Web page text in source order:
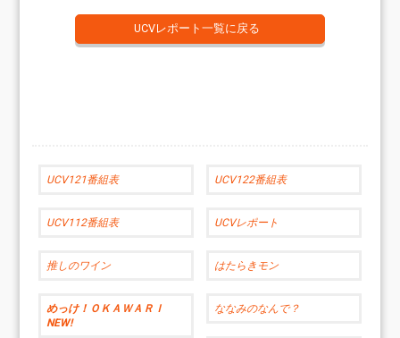
UCVレポート一覧に戻る
UCV121番組表 UCV122番組表
UCV112番組表 UCVレポート
推しのワイン はたらきモン
めっけ！ＯＫＡＷＡＲＩ
NEW!
ななみのなんで？